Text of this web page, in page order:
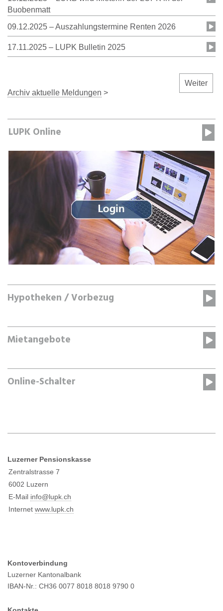
Buobenmatt
09.12.2025 – Auszahlungstermine Renten 2026
17.11.2025 – LUPK Bulletin 2025
Weiter
Archiv aktuelle Meldungen >
LUPK Online
Hypotheken / Vorbezug
Mietangebote
Online-Schalter
Luzerner Pensionskasse
Zentralstrasse 7
6002 Luzern
E-Mail info@lupk.ch
Internet www.lupk.ch
Kontoverbindung
Luzerner Kantonalbank
IBAN-Nr.: CH36 0077 8018 8018 9790 0